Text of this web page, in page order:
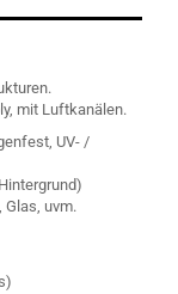
mit Luftkanälen.
UV- /
uvm.